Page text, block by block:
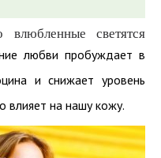
светятся
любви пробуждает в
и снижает уровень
влияет на нашу кожу.